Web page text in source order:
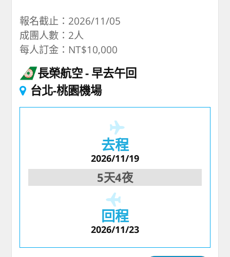
報名截止：2026/11/05
成團人數：2人
每人訂金：NT$10,000
長榮航空 早去午回
台北-桃園機場
去程
2026/11/19
5天4夜
回程
2026/11/23